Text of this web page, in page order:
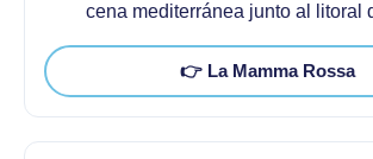
cena mediterránea junto al litoral
👉 La Mamma Rossa